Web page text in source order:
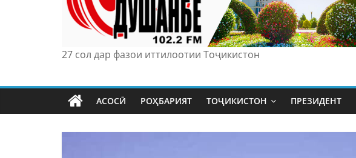
27 сол дар фазои иттилоотии Тоҷикистон
АСОСӢ РОҲБАРИЯТ ТОҶИКИСТОН ПРЕЗИДЕНТ